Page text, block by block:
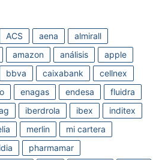
ACS aena
almirall
amazon análisis
apple
bbva caixabank
cellnex
enagas endesa
fluidra
iberdrola ibex
inditex
merlin
mi cartera
pharmamar